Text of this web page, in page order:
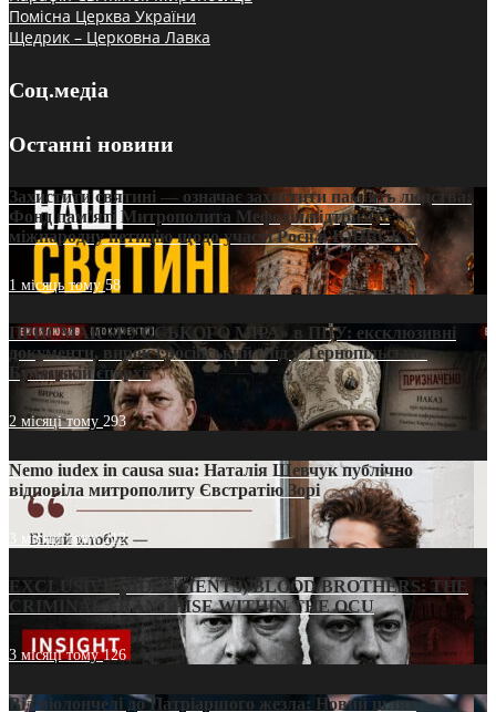
Помісна Церква України
Щедрик – Церковна Лавка
Соц.медіа
Останні новини
Захистити святині — означає захистити пам’ять людства:
Фонд пам’яті Митрополита Мефодія підтримує
міжнародну петицію щодо участі Росії в ЮНЕСКО
1 місяць тому58
ПРИСМАК «РУССЬКОГО МІРА» в ПЦУ: ексклюзивні
документи, вирок і російський слід у Тернопільсько-
Бучацькій єпархії
2 місяці тому 293
Nemo iudex in causa sua: Наталія Шевчук публічно
відповіла митрополиту Євстратію Зорі
3 місяці тому212
EXCLUSIVE (DOCUMENTS)/BLOOD BROTHERS: THE
CRIMINAL FRANCHISE WITHIN THE OCU
3 місяці тому126
Від віолончелі до Патріаршого жезла: Новий шлях